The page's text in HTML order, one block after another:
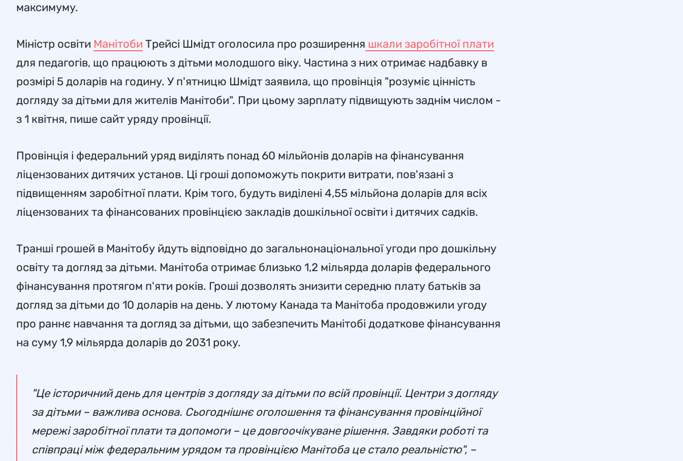
максимуму.
Міністр освіти Манітоби Трейсі Шмідт оголосила про розширення шкали заробітної плати
для педагогів, що працюють з дітьми молодшого віку. Частина з них отримає надбавку в
розмірі 5 доларів на годину. У п'ятницю Шмідт заявила, що провінція "розуміє цінність
догляду за дітьми для жителів Манітоби". При цьому зарплату підвищують заднім числом -
з 1 квітня, пише сайт уряду провінції.
Провінція і федеральний уряд виділять понад 60 мільйонів доларів на фінансування
ліцензованих дитячих установ. Ці гроші допоможуть покрити витрати, пов'язані з
підвищенням заробітної плати. Крім того, будуть виділені 4,55 мільйона доларів для всіх
ліцензованих та фінансованих провінцією закладів дошкільної освіти і дитячих садків.
Транші грошей в Манітобу йдуть відповідно до загальнонаціональної угоди про дошкільну
освіту та догляд за дітьми. Манітоба отримає близько 1,2 мільярда доларів федерального
фінансування протягом п'яти років. Гроші дозволять знизити середню плату батьків за
догляд за дітьми до 10 доларів на день. У лютому Канада та Манітоба продовжили угоду
про раннє навчання та догляд за дітьми, що забезпечить Манітобі додаткове фінансування
на суму 1,9 мільярда доларів до 2031 року.
"Це історичний день для центрів з догляду за дітьми по всій провінції. Центри з догляду
за дітьми – важлива основа. Сьогоднішнє оголошення та фінансування провінційної
мережі заробітної плати та допомоги – це довгоочікуване рішення. Завдяки роботі та
співпраці між федеральним урядом та провінцією Манітоба це стало реальністю", –